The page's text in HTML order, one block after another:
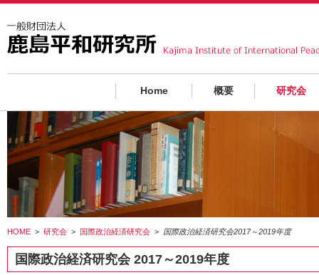
Home 概要 研究会
HOME > 研究会 > 国際政治経済研究会 > 国際政治経済研究会2017～2019年度
国際政治経済研究会 2017～2019年度